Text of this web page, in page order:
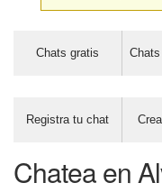
Chats gratis
Registra tu chat
Chatea en